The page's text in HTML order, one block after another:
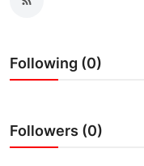
জীবনযাপন
বিশ্ব
খেলা
Following (0)
Followers (0)